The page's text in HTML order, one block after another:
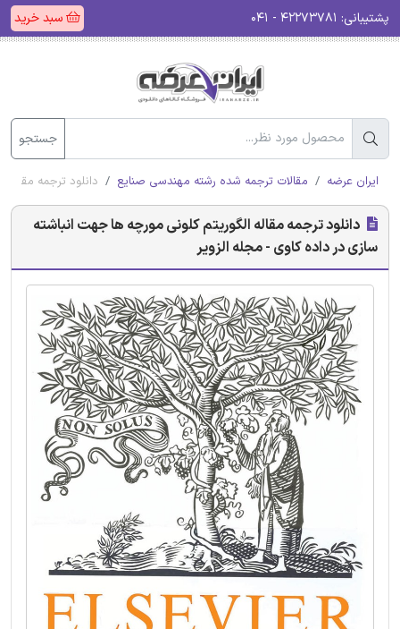
پشتیبانی: سبد خرید
جستجو
ایران عرضه مقالات ترجمه شده رشته مهندسی صنایع دانلود ترجمه
دانلود ترجمه مقاله الگوریتم کلونی مورچه ها جهت انباشته
سازی در داده کاوی - مجله الزویر